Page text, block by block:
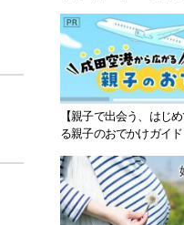
【親子で出会う、はじ
る親子のおでかけガイド